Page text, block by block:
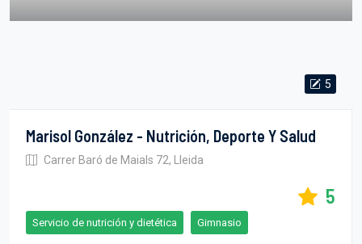
5
Marisol González - Nutrición, Deporte Y Salud
Carrer Baró de Maials 72, Lleida
5
Servicio de nutrición y dietética Gimnasio